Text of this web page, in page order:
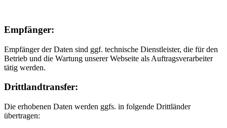
Empfänger:
Empfänger der Daten sind ggf. technische Dienstleister, die für den
Betrieb und die Wartung unserer Webseite als Auftragsverarbeiter
tätig werden.
Drittlandtransfer:
Die erhobenen Daten werden ggfs. in folgende Drittländer
übertragen: